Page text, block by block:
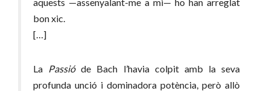
bon xic.
[…]
La Passióde Bach l’havia colpit amb la seva
profunda unció i dominadora potència, però allò